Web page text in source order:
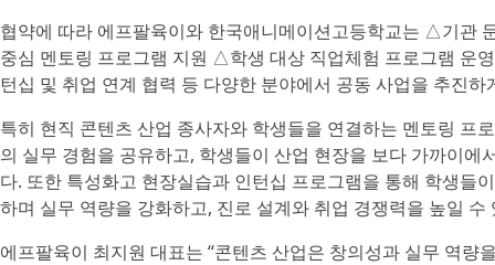
협약에 따라 에프팔육이와 한국애니메이션고등학교는 △기관
중심 멘토링 프로그램 지원 △학생 대상 직업체험 프로그램
턴십 및 취업 연계 협력 등 다양한 분야에서 공동 사업을 추진하
특히 현직 콘텐츠 산업 종사자와 학생들을 연결하는 멘토링 프
의 실무 경험을 공유하고, 학생들이 산업 현장을 보다 가까이에
다. 또한 특성화고 현장실습과 인턴십 프로그램을 통해 학생들
하며 실무 역량을 강화하고, 진로 설계와 취업 경쟁력을 높일
에프팔육이 최지원 대표는 “콘텐츠 산업은 창의성과 실무 역량